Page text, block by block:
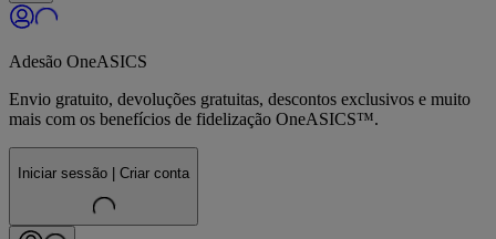
Adesão OneASICS
Envio gratuito, devoluções gratuitas, descontos exclusivos e muito
mais com os benefícios de fidelização OneASICS™.
Iniciar sessão | Criar conta